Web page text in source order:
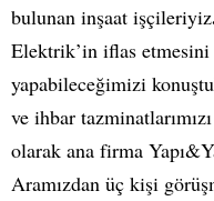
bulunan inşaat işçileriyiz
Elektrik’in iflas
yapabileceğimizi
ve ihbar
olarak ana firma
Aramızdan üç kişi